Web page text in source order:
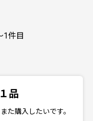
1件目
品
た購入したいです。